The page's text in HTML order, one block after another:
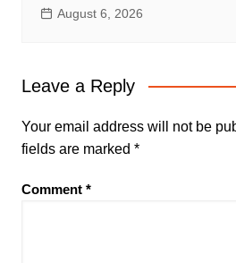
August 6, 2026
Leave a Reply
Your email address will not be
fields are marked *
Comment *